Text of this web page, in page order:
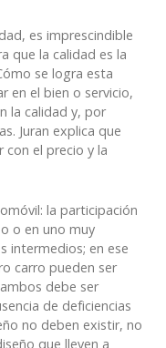
es imprescindible
que la calidad es la
se logra esta
en el bien o servicio,
la calidad y, por
Juran explica que
con el precio y la
la participación
o en uno muy
intermedios; en ese
carro pueden ser
debe ser
de deficiencias
no deben existir, no
que lleven a